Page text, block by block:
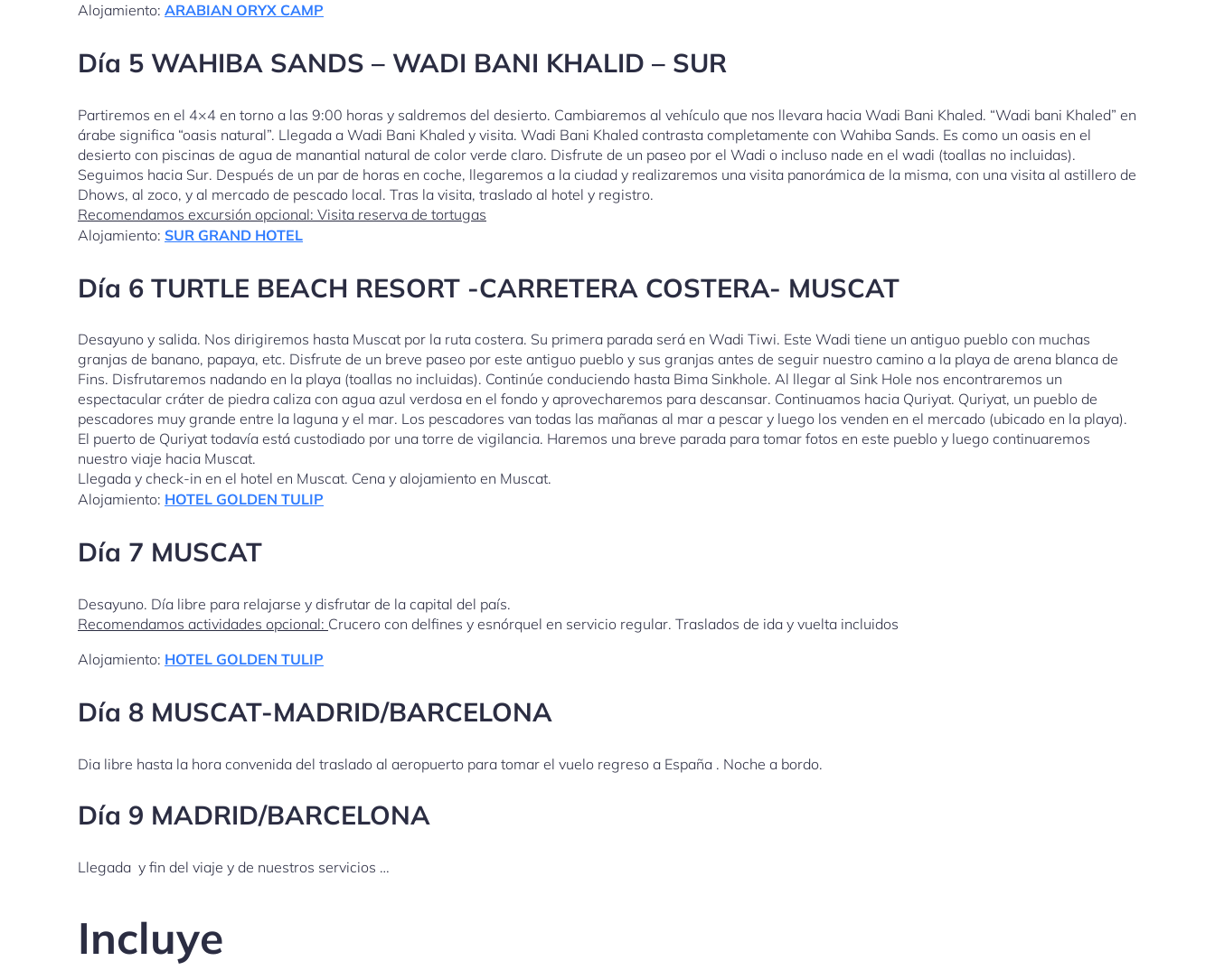
Alojamiento: ARABIAN ORYX CAMP
Día 5 WAHIBA SANDS – WADI BANI KHALID – SUR
Partiremos en el 4×4 en torno a las 9:00 horas y saldremos del desierto. Cambiaremos al vehículo que nos llevara hacia Wadi Bani Khaled. “Wadi bani Khaled” en
árabe significa “oasis natural”. Llegada a Wadi Bani Khaled y visita. Wadi Bani Khaled contrasta completamente con Wahiba Sands. Es como un oasis en el
desierto con piscinas de agua de manantial natural de color verde claro. Disfrute de un paseo por el Wadi o incluso nade en el wadi (toallas no incluidas).
Seguimos hacia Sur. Después de un par de horas en coche, llegaremos a la ciudad y realizaremos una visita panorámica de la misma, con una visita al astillero de
Dhows, al zoco, y al mercado de pescado local. Tras la visita, traslado al hotel y registro.
Recomendamos excursión opcional: Visita reserva de tortugas
Alojamiento: SUR GRAND HOTEL
Día 6 TURTLE BEACH RESORT -CARRETERA COSTERA- MUSCAT
Desayuno y salida. Nos dirigiremos hasta Muscat por la ruta costera. Su primera parada será en Wadi Tiwi. Este Wadi tiene un antiguo pueblo con muchas
granjas de banano, papaya, etc. Disfrute de un breve paseo por este antiguo pueblo y sus granjas antes de seguir nuestro camino a la playa de arena blanca de
Fins. Disfrutaremos nadando en la playa (toallas no incluidas). Continúe conduciendo hasta Bima Sinkhole. Al llegar al Sink Hole nos encontraremos un
espectacular cráter de piedra caliza con agua azul verdosa en el fondo y aprovecharemos para descansar. Continuamos hacia Quriyat. Quriyat, un pueblo de
pescadores muy grande entre la laguna y el mar. Los pescadores van todas las mañanas al mar a pescar y luego los venden en el mercado (ubicado en la playa).
El puerto de Quriyat todavía está custodiado por una torre de vigilancia. Haremos una breve parada para tomar fotos en este pueblo y luego continuaremos
nuestro viaje hacia Muscat.
Llegada y check-in en el hotel en Muscat. Cena y alojamiento en Muscat.
Alojamiento: HOTEL GOLDEN TULIP
Día 7 MUSCAT
Desayuno. Día libre para relajarse y disfrutar de la capital del país.
Recomendamos actividades opcional: Crucero con delfines y esnórquel en servicio regular. Traslados de ida y vuelta incluidos
Alojamiento: HOTEL GOLDEN TULIP
Día 8 MUSCAT-MADRID/BARCELONA
Dia libre hasta la hora convenida del traslado al aeropuerto para tomar el vuelo regreso a España . Noche a bordo.
Día 9 MADRID/BARCELONA
Llegada y fin del viaje y de nuestros servicios …
Incluye